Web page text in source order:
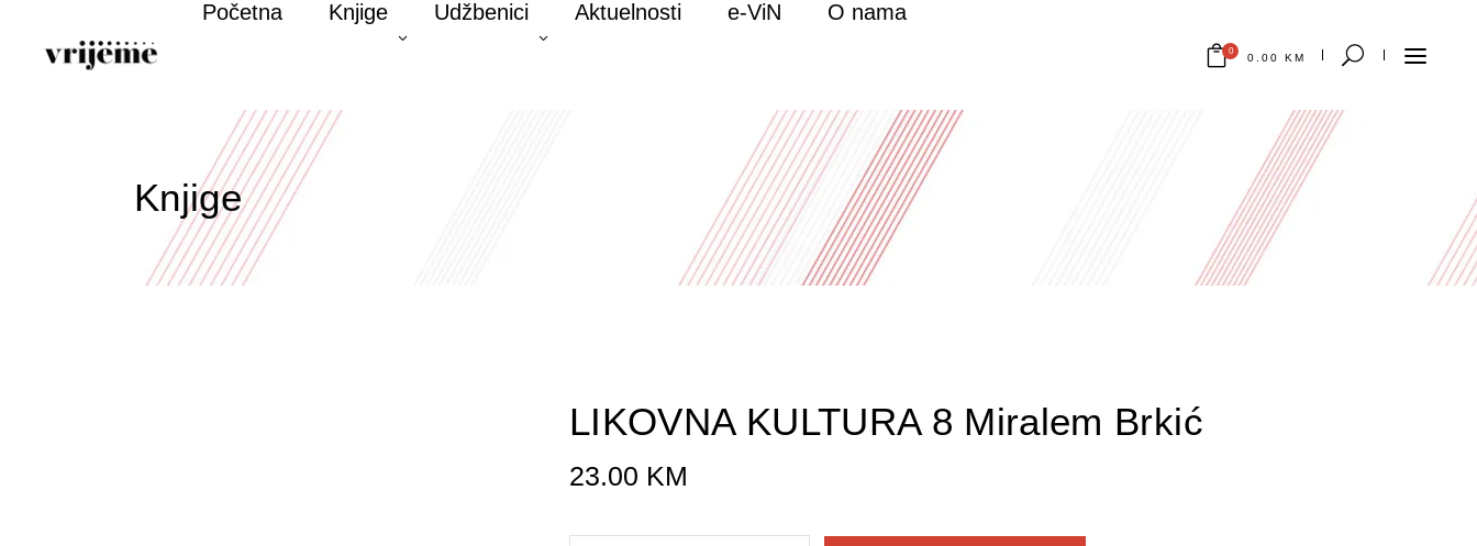
Početna Knjige Udžbenici Aktuelnosti e-ViN O nama
0
0.00 KM
Knjige
LIKOVNA KULTURA 8 Miralem Brkić
23.00 KM